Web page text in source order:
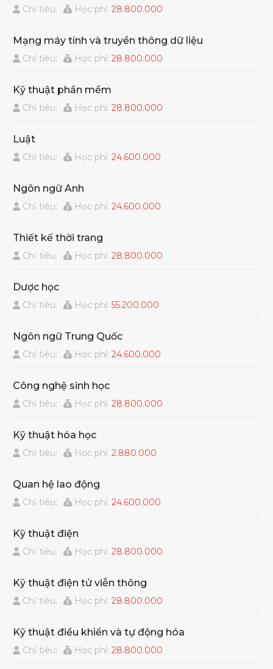
Chỉ tiêu: Học phí:28.800.000
Mạng máy tính và truyền thông dữ liệu
Chỉ tiêu: Học phí:28.800.000
Kỹ thuật phần mềm
Chỉ tiêu: Học phí:28.800.000
Luật
Chỉ tiêu: Học phí:24.600.000
Ngôn ngữ Anh
Chỉ tiêu: Học phí:24.600.000
Thiết kế thời trang
Chỉ tiêu: Học phí:28.800.000
Dược học
Chỉ tiêu: Học phí:55.200.000
Ngôn ngữ Trung Quốc
Chỉ tiêu: Học phí:24.600.000
Công nghệ sinh học
Chỉ tiêu: Học phí:28.800.000
Kỹ thuật hóa học
Chỉ tiêu: Học phí:2.880.000
Quan hệ lao động
Chỉ tiêu: Học phí:24.600.000
Kỹ thuật điện
Chỉ tiêu: Học phí:28.800.000
Kỹ thuật điện tử viễn thông
Chỉ tiêu: Học phí:28.800.000
Kỹ thuật điều khiển và tự động hóa
Chỉ tiêu: Học phí:28.800.000